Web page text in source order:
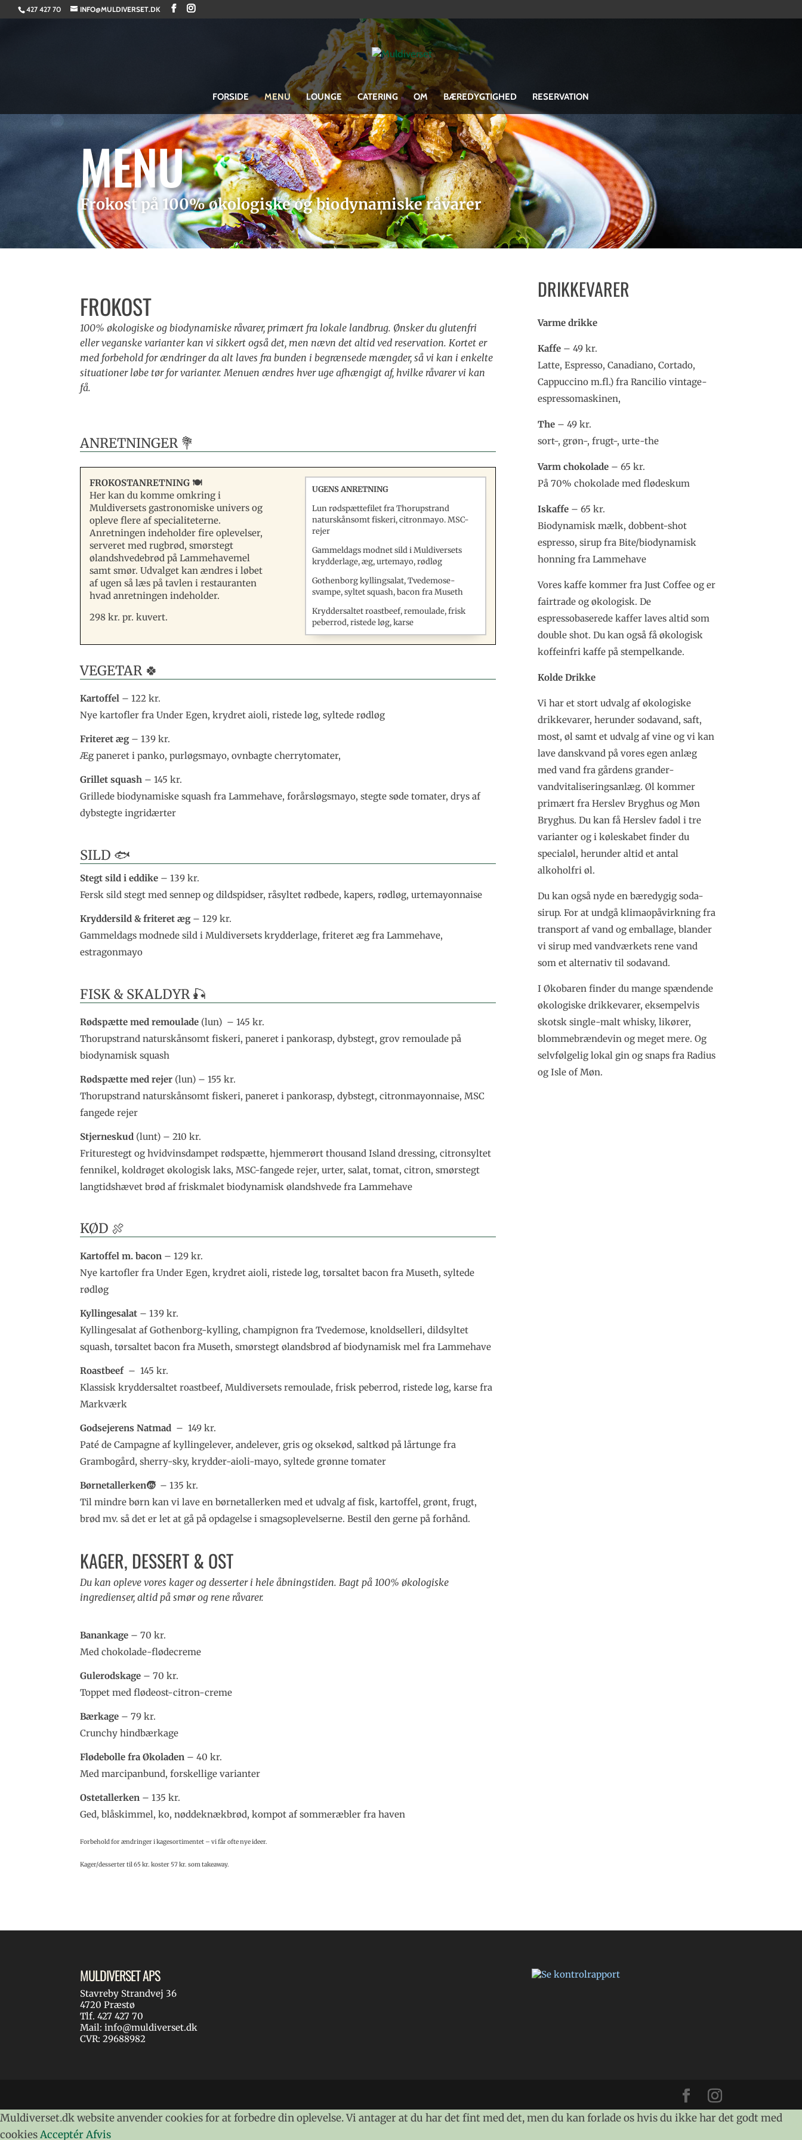
427 427 70 INFO@MULDIVERSET.DK
FORSIDE MENU LOUNGE CATERING OM BÆREDYGTIGHED RESERVATION
MENU
Frokost på 100% økologiske og biodynamiske råvarer
FROKOST
100% økologiske og biodynamiske råvarer, primært fra lokale landbrug. Ønsker du glutenfri
eller veganske varianter kan vi sikkert også det, men nævn det altid ved reservation. Kortet er
med forbehold for ændringer da alt laves fra bunden i begrænsede mængder, så vi kan i enkelte
situationer løbe tør for varianter. Menuen ændres hver uge afhængigt af, hvilke råvarer vi kan
få.
ANRETNINGER 💐
FROKOSTANRETNING 🍽️
Her kan du komme omkring i
Muldiversets gastronomiske univers og
opleve flere af specialiteterne.
Anretningen indeholder fire oplevelser,
serveret med rugbrød, smørstegt
ølandshvedebrød på Lammehavemel
samt smør. Udvalget kan ændres i løbet
af ugen så læs på tavlen i restauranten
hvad anretningen indeholder.
298 kr. pr. kuvert.
UGENS ANRETNING
Lun rødspættefilet fra Thorupstrand
naturskånsomt fiskeri, citronmayo. MSC-
rejer
Gammeldags modnet sild i Muldiversets
krydderlage, æg, urtemayo, rødløg
Gothenborg kyllingsalat, Tvedemose-
svampe, syltet squash, bacon fra Museth
Kryddersaltet roastbeef, remoulade, frisk
peberrod, ristede løg, karse
VEGETAR 🍀
Kartoffel – 122 kr.
Nye kartofler fra Under Egen, krydret aioli, ristede løg, syltede rødløg
Friteret æg– 139 kr.
Æg paneret i panko, purløgsmayo, ovnbagte cherrytomater,
Grillet squash – 145 kr.
Grillede biodynamiske squash fra Lammehave, forårsløgsmayo, stegte søde tomater, drys af
dybstegte ingridærter
SILD 🐟
Stegt sild i eddike – 139 kr.
Fersk sild stegt med sennep og dildspidser, råsyltet rødbede, kapers, rødløg, urtemayonnaise
Kryddersild & friteret æg– 129 kr.
Gammeldags modnede sild i Muldiversets krydderlage, friteret æg fra Lammehave,
estragonmayo
FISK & SKALDYR 🎣
Rødspætte med remoulade (lun) – 145 kr.
Thorupstrand naturskånsomt fiskeri, paneret i pankorasp, dybstegt, grov remoulade på
biodynamisk squash
Rødspætte med rejer (lun) – 155 kr.
Thorupstrand naturskånsomt fiskeri, paneret i pankorasp, dybstegt, citronmayonnaise, MSC
fangede rejer
Stjerneskud (lunt) – 210 kr.
Friturestegt og hvidvinsdampet rødspætte, hjemmerørt thousand Island dressing, citronsyltet
fennikel, koldrøget økologisk laks, MSC-fangede rejer, urter, salat, tomat, citron, smørstegt
langtidshævet brød af friskmalet biodynamisk ølandshvede fra Lammehave
KØD 🍖
Kartoffel m. bacon – 129 kr.
Nye kartofler fra Under Egen, krydret aioli, ristede løg, tørsaltet bacon fra Museth, syltede
rødløg
Kyllingesalat – 139 kr.
Kyllingesalat af Gothenborg-kylling, champignon fra Tvedemose, knoldselleri, dildsyltet
squash, tørsaltet bacon fra Museth, smørstegt ølandsbrød af biodynamisk mel fra Lammehave
Roastbeef– 145 kr.
Klassisk kryddersaltet roastbeef, Muldiversets remoulade, frisk peberrod, ristede løg, karse fra
Markværk
Godsejerens Natmad – 149 kr.
Paté de Campagne af kyllingelever, andelever, gris og oksekød, saltkød på lårtunge fra
Grambogård, sherry-sky, krydder-aioli-mayo, syltede grønne tomater
Børnetallerken🧒 – 135 kr.
Til mindre børn kan vi lave en børnetallerken med et udvalg af fisk, kartoffel, grønt, frugt,
brød mv. så det er let at gå på opdagelse i smagsoplevelserne. Bestil den gerne på forhånd.
KAGER, DESSERT & OST
Du kan opleve vores kager og desserter i hele åbningstiden. Bagt på 100% økologiske
ingredienser, altid på smør og rene råvarer.
Banankage – 70 kr.
Med chokolade-flødecreme
Gulerodskage – 70 kr.
Toppet med flødeost-citron-creme
Bærkage – 79 kr.
Crunchy hindbærkage
Flødebolle fra Økoladen – 40 kr.
Med marcipanbund, forskellige varianter
Ostetallerken – 135 kr.
Ged, blåskimmel, ko, nøddeknækbrød, kompot af sommeræbler fra haven
Forbehold for ændringer i kagesortimentet – vi får ofte nye ideer.
Kager/desserter til 65 kr. koster 57 kr. som takeaway.
DRIKKEVARER
Varme drikke
Kaffe– 49 kr.
Latte, Espresso, Canadiano, Cortado,
Cappuccino m.fl.) fra Rancilio vintage-
espressomaskinen,
The– 49 kr.
sort-, grøn-, frugt-, urte-the
Varm chokolade– 65 kr.
På 70% chokolade med flødeskum
Iskaffe– 65 kr.
Biodynamisk mælk, dobbent-shot
espresso, sirup fra Bite/biodynamisk
honning fra Lammehave
Vores kaffe kommer fra Just Coffee og er
fairtrade og økologisk. De
espressobaserede kaffer laves altid som
double shot. Du kan også få økologisk
koffeinfri kaffe på stempelkande.
Kolde Drikke
Vi har et stort udvalg af økologiske
drikkevarer, herunder sodavand, saft,
most, øl samt et udvalg af vine og vi kan
lave danskvand på vores egen anlæg
med vand fra gårdens grander-
vandvitaliseringsanlæg. Øl kommer
primært fra Herslev Bryghus og Møn
Bryghus. Du kan få Herslev fadøl i tre
varianter og i køleskabet finder du
specialøl, herunder altid et antal
alkoholfri øl.
Du kan også nyde en bæredygig soda-
sirup. For at undgå klimaopåvirkning fra
transport af vand og emballage, blander
vi sirup med vandværkets rene vand
som et alternativ til sodavand.
I Økobaren finder du mange spændende
økologiske drikkevarer, eksempelvis
skotsk single-malt whisky, likører,
blommebrændevin og meget mere. Og
selvfølgelig lokal gin og snaps fra Radius
og Isle of Møn.
MULDIVERSET APS
Stavreby Strandvej 36
4720 Præstø
Tlf. 427 427 70
Mail: info@muldiverset.dk
CVR: 29688982
Muldiverset.dk website anvender cookies for at forbedre din oplevelse. Vi antager at du har det fint med det, men du kan forlade os hvis du ikke har det godt med
cookiesAcceptérAfvis